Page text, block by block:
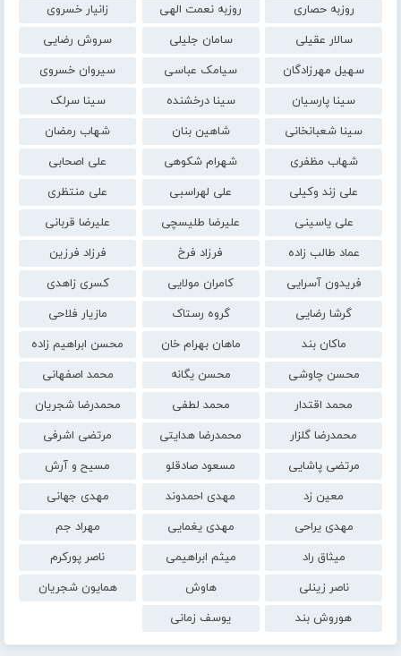
روزبه حصاری
روزبه نعمت الهی
زانیار خسروی
سالار عقیلی
سامان جلیلی
سروش رضایی
سهیل مهرزادگان
سیامک عباسی
سیروان خسروی
سینا پارسیان
سینا درخشنده
سینا سرلک
سینا شعبانخانی
شاهین بنان
شهاب رمضان
شهاب مظفری
شهرام شکوهی
علی اصحابی
علی زند وکیلی
علی لهراسبی
علی منتظری
علی یاسینی
علیرضا طلیسچی
علیرضا قربانی
عماد طالب زاده
فرزاد فرخ
فرزاد فرزین
فریدون آسرایی
کامران مولایی
کسری زاهدی
گرشا رضایی
گروه رستاک
مازیار فلاحی
ماکان بند
ماهان بهرام خان
محسن ابراهیم زاده
محسن چاوشی
محسن یگانه
محمد اصفهانی
محمد اقتدار
محمد لطفی
محمدرضا شجریان
محمدرضا گلزار
محمدرضا هدایتی
مرتضی اشرفی
مرتضی پاشایی
مسعود صادقلو
مسیح و آرش
معین زد
مهدی احمدوند
مهدی جهانی
مهدی یراحی
مهدی یغمایی
مهراد جم
میثاق راد
میثم ابراهیمی
ناصر پورکرم
ناصر زینلی
هاوش
همایون شجریان
هوروش بند
یوسف زمانی